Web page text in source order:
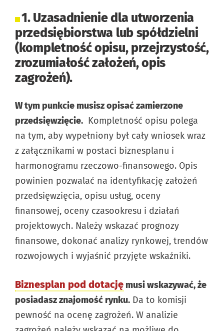
1. Uzasadnienie dla utworzenia
przedsiębiorstwa lub spółdzielni
(kompletność opisu, przejrzystość,
zrozumiałość założeń, opis
zagrożeń).
W tym punkcie musisz opisać zamierzone
przedsięwzięcie. Kompletność opisu polega
na tym, aby wypełniony był cały wniosek wraz
z załącznikami w postaci biznesplanu i
harmonogramu rzeczowo-finansowego. Opis
powinien pozwalać na identyfikację założeń
przedsięwzięcia, opisu usług, oceny
finansowej, oceny czasookresu i działań
projektowych. Należy wskazać prognozy
finansowe, dokonać analizy rynkowej, trendów
rozwojowych i wyjaśnić przyjęte wskaźniki.
Biznesplan pod dotację musi wskazywać, że
posiadasz znajomość rynku. Da to komisji
pewność na ocenę zagrożeń. W analizie